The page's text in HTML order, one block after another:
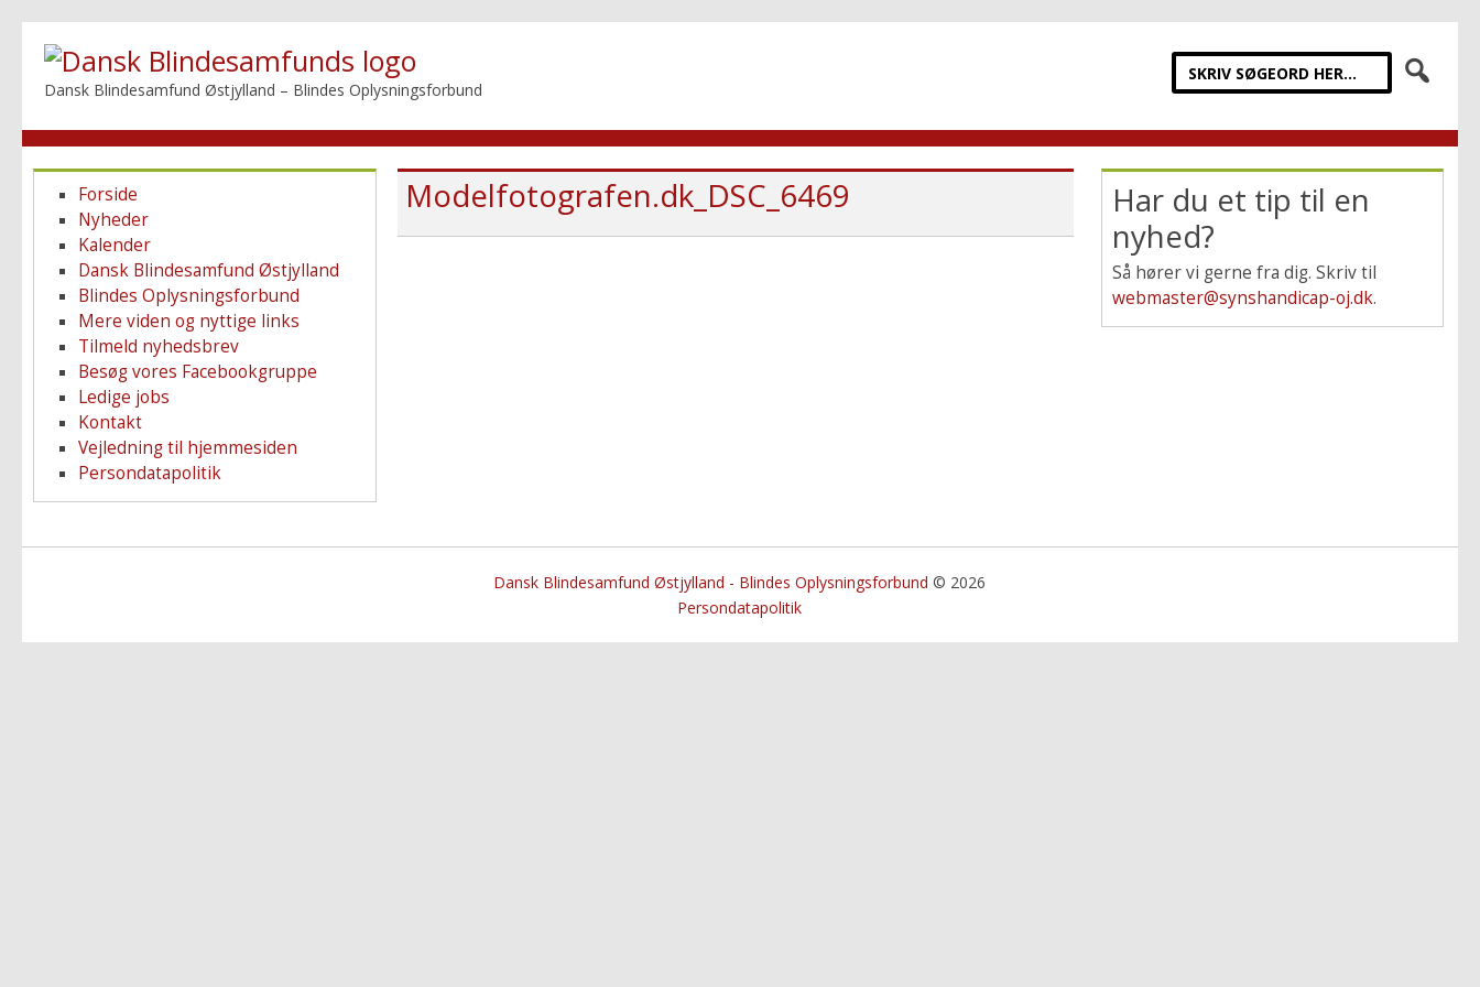
Dansk Blindesamfund Østjylland – Blindes Oplysningsforbund
Modelfotografen.dk_DSC_6469
Forside
Nyheder
Kalender
Dansk Blindesamfund Østjylland
Blindes Oplysningsforbund
Mere viden og nyttige links
Tilmeld nyhedsbrev
Besøg vores Facebookgruppe
Ledige jobs
Kontakt
Vejledning til hjemmesiden
Persondatapolitik
Har du et tip til en
nyhed?
Så hører vi gerne fra dig. Skriv til
webmaster@synshandicap-oj.dk.
Dansk Blindesamfund Østjylland - Blindes Oplysningsforbund © 2026
Persondatapolitik